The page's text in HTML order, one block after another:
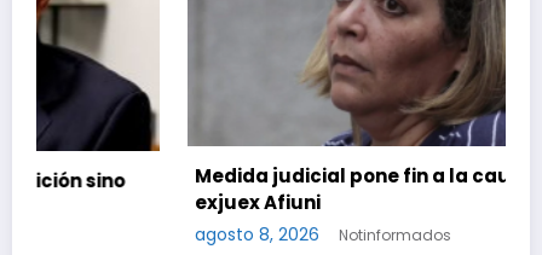
Medida judicial pone fin a la causa contra la
Notinformados